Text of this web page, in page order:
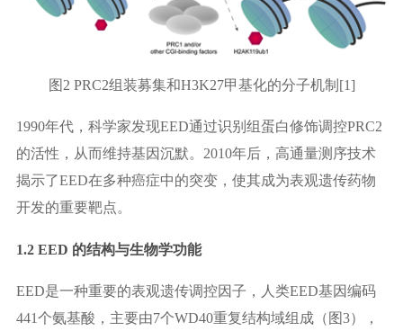
图2 PRC2组装募集和H3K27甲基化的分子机制[1]
1990年代，科学家发现EED通过识别组蛋白修饰调控PRC2
的活性，从而维持基因沉默。2010年后，高通量测序技术
揭示了EED在多种癌症中的突变，使其成为表观遗传药物
开发的重要靶点。
1.2 EED 的结构与生物学功能
EED是一种重要的表观遗传调控因子，人类EED基因编码
441个氨基酸，主要由7个WD40重复结构域组成（图3），